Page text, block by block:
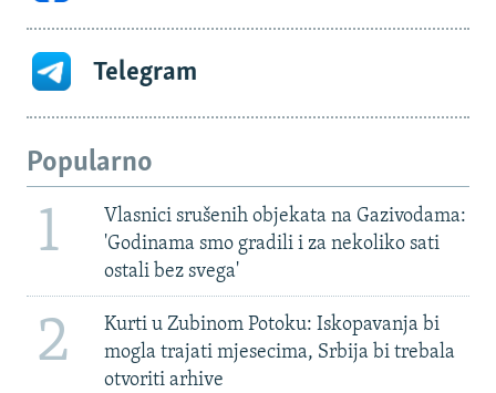
Telegram
Popularno
1
Vlasnici srušenih objekata na Gazivodama:
'Godinama smo gradili i za nekoliko sati
ostali bez svega'
2
Kurti u Zubinom Potoku: Iskopavanja bi
mogla trajati mjesecima, Srbija bi trebala
otvoriti arhive